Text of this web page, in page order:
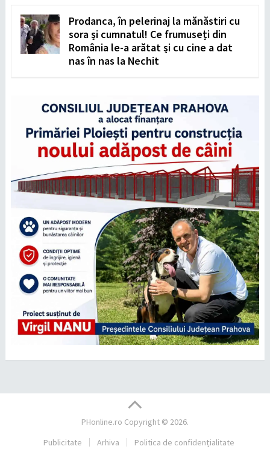
Prodanca, în pelerinaj la mănăstiri cu
sora și cumnatul! Ce frumuseți din
România le-a arătat și cu cine a dat
nas în nas la Nechit
PHonline.ro Copyright © 2026.
Publicitate
Arhiva Politica de confidențialitate